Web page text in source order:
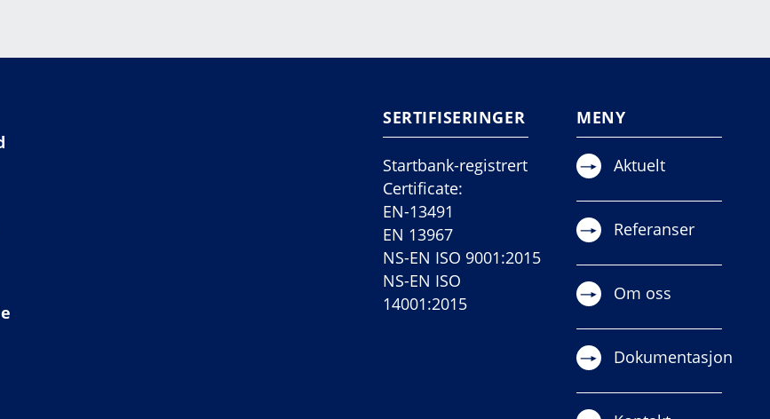
SERTIFISERINGER
Startbank-registrert
Certificate:
EN-13491
EN 13967
NS-EN ISO 9001:2015
NS-EN ISO
14001:2015
MENY
Aktuelt
Referanser
Om oss
Dokumentasjon